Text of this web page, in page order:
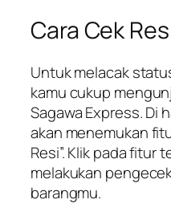
Cara Cek
Untuk melacak
kamu cukup
Sagawa Express. Di
akan menemukan
Resi”. Klik pada fitur
melakukan
barangmu.